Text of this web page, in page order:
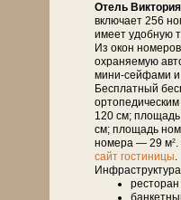
Отель
включает 256
имеет удобную
Из окон
охраняемую
мини-сейфами и
Бесплатный
120 см;
см; площадь
номера — 29 м2
сайт гостиницы.